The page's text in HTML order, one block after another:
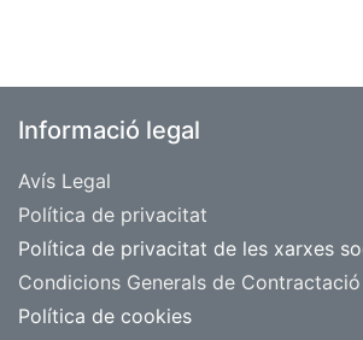
Informació legal
Avís Legal
​Política de privacitat
Política de privacitat de les xarxes
Condicions Generals de Contractació
Política de cookies